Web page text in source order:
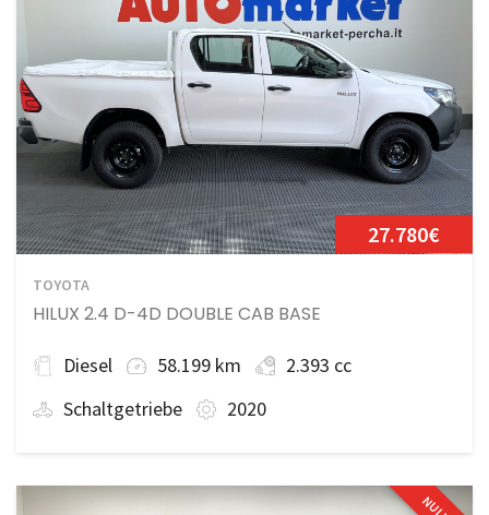
27.780€
TOYOTA
HILUX 2.4 D-4D DOUBLE CAB BASE
Diesel 58.199 km
2.393 cc
Schaltgetriebe
2020